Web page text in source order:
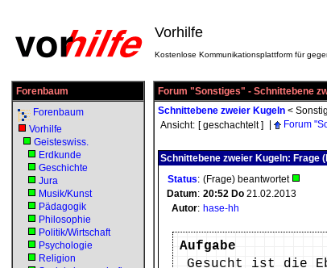
Vorhilfe
Kostenlose Kommunikationsplattform für
Forenbaum
Forenbaum
Vorhilfe
Geisteswiss.
Erdkunde
Geschichte
Jura
Musik/Kunst
Pädagogik
Philosophie
Politik/Wirtschaft
Psychologie
Religion
Forum "Sonstiges" - Schnittebene
Schnittebene zweier Kugeln <
Ansicht: [ geschachtelt ] Forum
Schnittebene zweier Kugeln: Frage
Status: (Frage) beantwortet
Datum: 20:52 Do 21.02.2013
Autor: hase-hh
Aufgabe
Gesucht ist die